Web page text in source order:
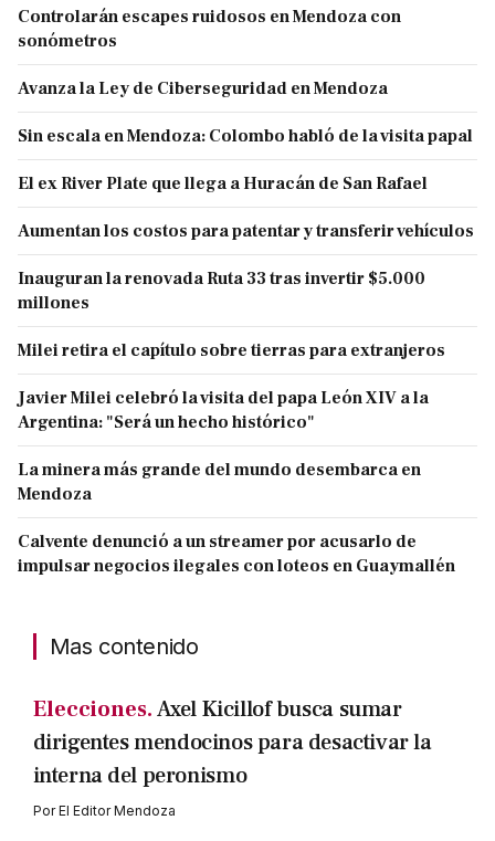
Controlarán escapes ruidosos en Mendoza con
sonómetros
Avanza la Ley de Ciberseguridad en Mendoza
Sin escala en Mendoza: Colombo habló de la visita papal
El ex River Plate que llega a Huracán de San Rafael
Aumentan los costos para patentar y transferir vehículos
Inauguran la renovada Ruta 33 tras invertir $5.000
millones
Milei retira el capítulo sobre tierras para extranjeros
Javier Milei celebró la visita del papa León XIV a la
Argentina: "Será un hecho histórico"
La minera más grande del mundo desembarca en
Mendoza
Calvente denunció a un streamer por acusarlo de
impulsar negocios ilegales con loteos en Guaymallén
Mas contenido
Elecciones.Axel Kicillof busca sumar
dirigentes mendocinos para desactivar la
interna del peronismo
PorEl Editor Mendoza